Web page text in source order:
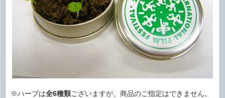
※ハーブは全6種類ございますが、商品のご指定はできません。